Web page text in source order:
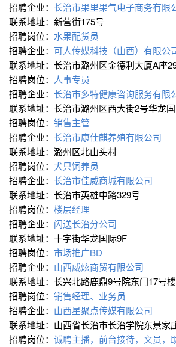
招聘企业： 长治市果里果气电子商务有限
联系地址：新营街175号
招聘岗位： 水果配货员
招聘企业： 可人传媒科技（山西）有限公
联系地址：长治市潞州区金德利大厦A座
招聘岗位： 人事专员
招聘企业： 长治市多特健康咨询服务有限
联系地址：长治市潞州区西大街2号华龙
招聘岗位： 销售主管
招聘企业： 长治市康仕麒养殖有限公司
联系地址：潞州区北山头村
招聘岗位： 犬只饲养员
招聘企业： 长治市佳威商城有限公司
联系地址：长治市英雄中路329号
招聘岗位： 楼层经理
招聘企业： 闪送长治分公司
联系地址：十字街华龙国际9F
招聘岗位： 市场推广BD
招聘企业： 山西威炫商贸有限公司
联系地址：长兴北路鹿鼎9号院东门17号
招聘岗位： 销售经理、业务员
招聘企业： 山西星聚点传媒有限公司
联系地址：山西省长治市长治学院东景家
招聘岗位： 诚聘主播，前台接待，文员，